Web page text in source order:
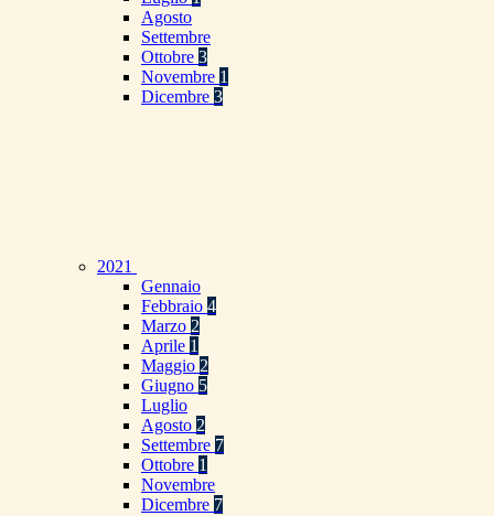
Agosto
Settembre
Ottobre 3
Novembre 1
Dicembre 3
2021
Gennaio
Febbraio 4
Marzo 2
Aprile 1
Maggio 2
Giugno 5
Luglio
Agosto 2
Settembre 7
Ottobre 1
Novembre
Dicembre 7